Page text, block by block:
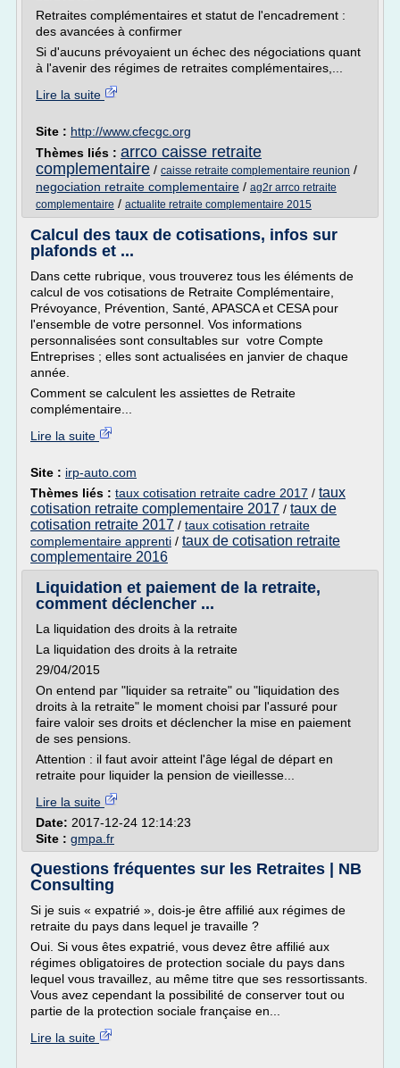
Retraites complémentaires et statut de l'encadrement :
des avancées à confirmer
Si d'aucuns prévoyaient un échec des négociations quant
à l'avenir des régimes de retraites complémentaires,...
Lire la suite
Site : http://www.cfecgc.org
Thèmes liés : arrco caisse retraite
complementaire / caisse retraite complementaire reunion /
negociation retraite complementaire / ag2r arrco retraite
complementaire / actualite retraite complementaire 2015
Calcul des taux de cotisations, infos sur
plafonds et ...
Dans cette rubrique, vous trouverez tous les éléments de
calcul de vos cotisations de Retraite Complémentaire,
Prévoyance, Prévention, Santé, APASCA et CESA pour
l'ensemble de votre personnel. Vos informations
personnalisées sont consultables sur votre Compte
Entreprises ; elles sont actualisées en janvier de chaque
année.
Comment se calculent les assiettes de Retraite
complémentaire...
Lire la suite
Site : irp-auto.com
Thèmes liés : taux cotisation retraite cadre 2017 / taux
cotisation retraite complementaire 2017 / taux de
cotisation retraite 2017 / taux cotisation retraite
complementaire apprenti / taux de cotisation retraite
complementaire 2016
Liquidation et paiement de la retraite,
comment déclencher ...
La liquidation des droits à la retraite
La liquidation des droits à la retraite
29/04/2015
On entend par "liquider sa retraite" ou "liquidation des
droits à la retraite" le moment choisi par l'assuré pour
faire valoir ses droits et déclencher la mise en paiement
de ses pensions.
Attention : il faut avoir atteint l'âge légal de départ en
retraite pour liquider la pension de vieillesse...
Lire la suite
Date: 2017-12-24 12:14:23
Site : gmpa.fr
Questions fréquentes sur les Retraites | NB
Consulting
Si je suis « expatrié », dois-je être affilié aux régimes de
retraite du pays dans lequel je travaille ?
Oui. Si vous êtes expatrié, vous devez être affilié aux
régimes obligatoires de protection sociale du pays dans
lequel vous travaillez, au même titre que ses ressortissants.
Vous avez cependant la possibilité de conserver tout ou
partie de la protection sociale française en...
Lire la suite